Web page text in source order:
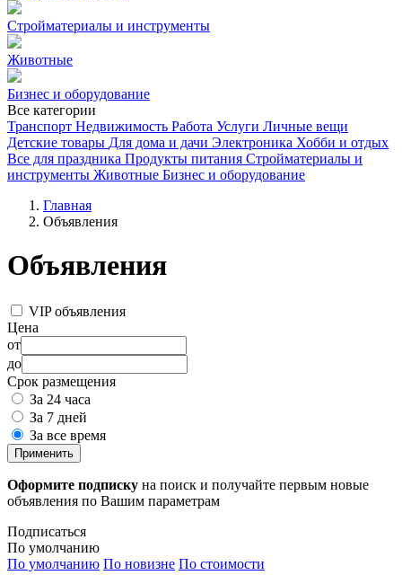
Стройматериалы и инструменты
Животные
Бизнес и оборудование
Все категории
Транспорт Недвижимость Работа Услуги Личные вещи
Детские товары Для дома и дачи Электроника Хобби и отдых
Все для праздника Продукты питания Стройматериалы и
инструменты Животные Бизнес и оборудование
Главная
Объявления
Объявления
VIP объявления
Цена
от
до
Срок размещения
За 24 часа
За 7 дней
За все время
Применить
Оформите подписку на поиск и получайте первым новые
объявления по Вашим параметрам
Подписаться
По умолчанию
По умолчанию По новизне По стоимости